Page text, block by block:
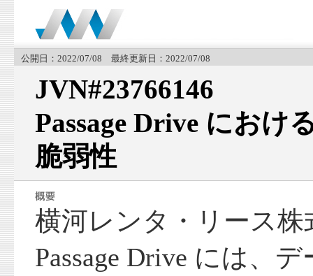
公開日：2022/07/08 最終更新日：2022/07/08
JVN#23766146
Passage Drive におけ
脆弱性
横河レンタ・リース
Passage Drive には、